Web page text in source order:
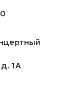
1А